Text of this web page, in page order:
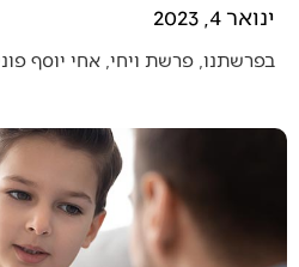
ינואר 4, 2023
בפרשתנו, פרשת ויחי, אחי יוסף